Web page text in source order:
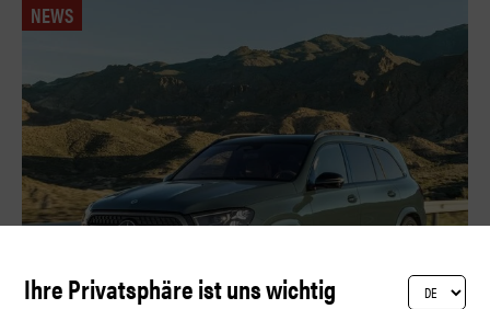
NEWS
Ihre Privatsphäre ist uns wichtig